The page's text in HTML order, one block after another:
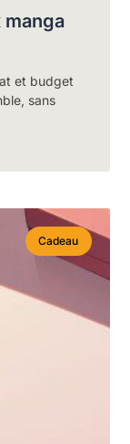
et budget
sans
Cadeau